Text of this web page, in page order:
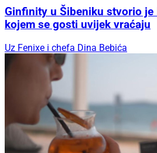
Ginfinity u Šibeniku stvorio
kojem se gosti uvijek vraćaju
Uz Fenixe i chefa Dina Bebića